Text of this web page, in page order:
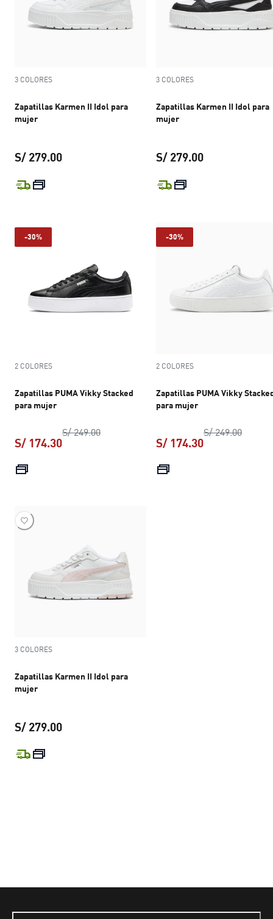
3 COLORES
Zapatillas Karmen II Idol para
mujer
S/ 279.00
precio actual S/ 279.00
3 COLORES
Zapatillas Karmen II Idol para
mujer
S/ 279.00
-30%
2 COLORES
Zapatillas PUMA Vikky Stacked
para mujer
S/ 249.00precio original S/ 249.00
S/ 174.30
precio actual S/ 174.30
-30%
2 COLORES
Zapatillas PUMA Vikky
para mujer
S/ 249.00precio
S/ 174.30
3 COLORES
Zapatillas Karmen II Idol para
mujer
S/ 279.00